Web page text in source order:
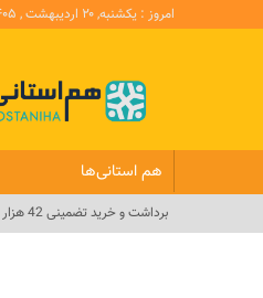
امروز : یکشنبه, ۲۰ اردیبهشت , ۱۴۰۵
هم استانی‌ها
برداشت و خرید تضمینی 42 هزار تن گندم در استان بوشهر_